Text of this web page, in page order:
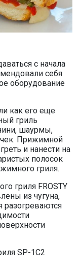
с начала
себя
оборудование
как его еще
гриль
шаурмы,
Прижимной
и нанести на
полосок
гриля.
гриля FROSTY
из чугуна,
разогреваются
SP-1C2